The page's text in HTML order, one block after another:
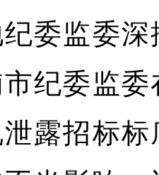
委监委
纪委监
露招标